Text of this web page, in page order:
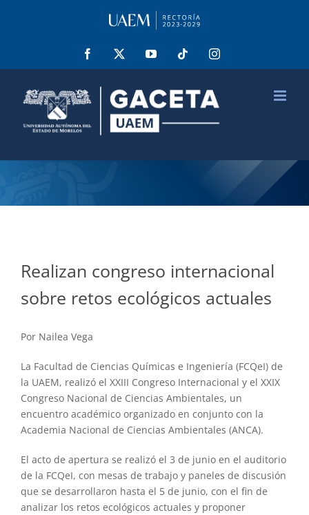
Facebook YouTube Tiktok Instagram
Realizan congreso internacional
sobre retos ecológicos actuales
Por Nailea Vega
La Facultad de Ciencias Químicas e Ingeniería (FCQeI) de
la UAEM, realizó el XXIII Congreso Internacional y el XXIX
Congreso Nacional de Ciencias Ambientales, un
encuentro académico organizado en conjunto con la
Academia Nacional de Ciencias Ambientales (ANCA).
El acto de apertura se realizó el 3 de junio en el auditorio
de la FCQeI, con mesas de trabajo y paneles de discusión
que se desarrollaron hasta el 5 de junio, con el fin de
analizar los retos ecológicos actuales y proponer